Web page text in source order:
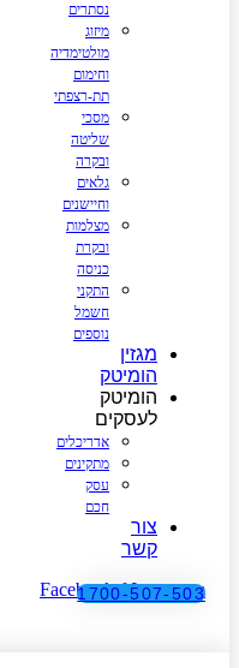
נסתרים
מיזוג
מולטימדיה
וחימום
תת-רצפתי
מסכי
שליטה
ובקרה
גלאים
וחיישנים
מצלמות
ובקרת
כניסה
התקני
חשמל
נוספים
מגזין
הומיטק
הומיטק
לעסקים
אדריכלים
מתקינים
עסק
חכם
צור
קשר
Facebook-f Instagram
1700-507-503